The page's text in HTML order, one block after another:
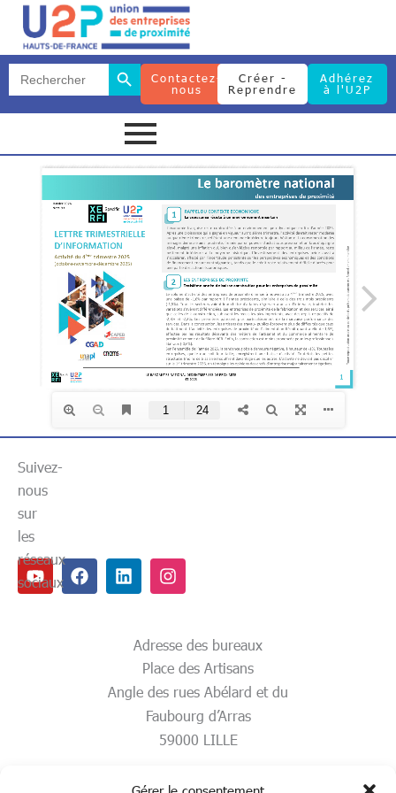
Search
for:
Search Button
Contactez-
nous
Créer -
Reprendre
Adhérez
à l'U2P
Search Search Button
YoutubeFacebookLinkedinInstagram
Suivez-
nous
sur
les
réseaux
sociaux
Adresse des bureaux
Place des Artisans
Angle des rues Abélard et du
Faubourg d’Arras
59000 LILLE